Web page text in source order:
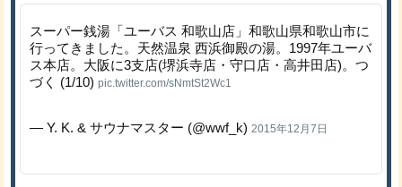
スーパー銭湯「ユーバス 和歌山店」和歌山県和歌山市に
行ってきました。天然温泉 西浜御殿の湯。1997年ユーバ
ス本店。大阪に3支店(堺浜寺店・守口店・高井田店)。つ
づく (1/10)pic.twitter.com/sNmtSt2Wc1
— Y. K. & サウナマスター (@wwf_k) 2015年12月7日